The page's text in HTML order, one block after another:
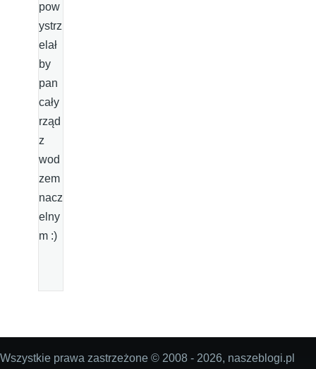
pow
ystrz
elał
by
pan
cały
rząd
z
wod
zem
nacz
elny
m :)
Wszystkie prawa zastrzeżone © 2008 - 2026, naszeblogi.pl